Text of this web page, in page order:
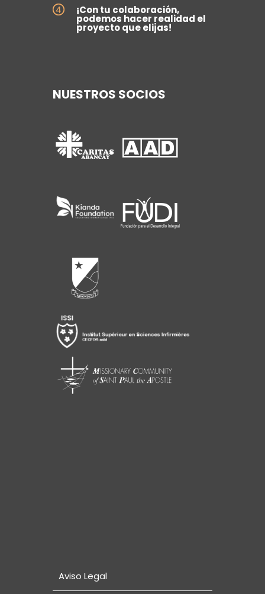
¡Con tu colaboración,
podemos hacer realidad el
proyecto que elijas!
NUESTROS SOCIOS
Aviso Legal